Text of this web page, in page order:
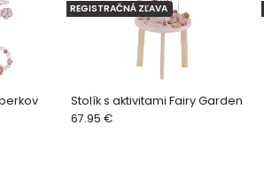
Stolík s aktivitami Fairy Garden
REGISTRAČNÁ ZĽAVA
67.95 €